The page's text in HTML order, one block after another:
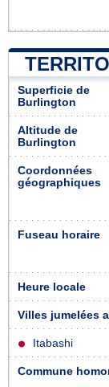
Superficie de
Burlington
Altitude de
Burlington
Coordonnées
géographiques
Fuseau horaire
Heure locale
Villes jumelées
Itabashi
Commune